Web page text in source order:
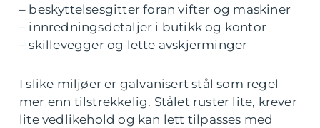
– beskyttelsesgitter foran vifter og maskiner
– innredningsdetaljer i butikk og kontor
– skillevegger og lette avskjerminger
I slike miljøer er galvanisert stål som regel
mer enn tilstrekkelig. Stålet ruster lite, krever
lite vedlikehold og kan lett tilpasses med